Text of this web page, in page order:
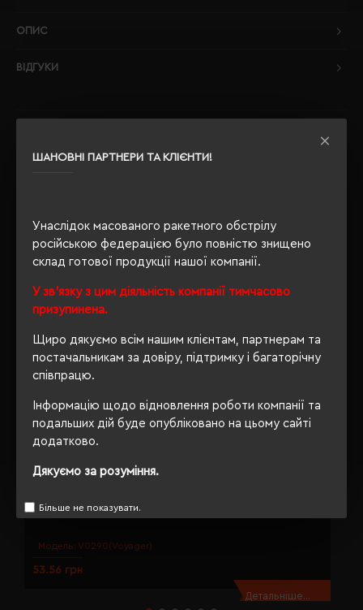
ШАНОВНІ ПАРТНЕРИ ТА КЛІЄНТИ!
Унаслідок масованого ракетного обстрілу
російською федерацією було повністю знищено
склад готової продукції нашої компанії.
У зв'язку з цим діяльність компанії тимчасово
призупинена.
Щиро дякуємо всім нашим клієнтам, партнерам та
постачальникам за довіру, підтримку і багаторічну
співпрацю.
Інформацію щодо відновлення роботи компанії та
подальших дій буде опубліковано на цьому сайті
додатково.
Дякуємо за розуміння.
Більше не показувати.
ОПИС
ВІДГУКИ
РЕКОМЕНДУЄМО
Модель: V0290(Voyager)
Брелок 3в1 Voyager Shop сріблястий - V0290-32
53.56 грн
Детальніше...